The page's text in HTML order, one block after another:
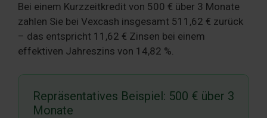
Bei einem Kurzzeitkredit von 500 € über 3 Monate
zahlen Sie bei Vexcash insgesamt 511,62 € zurück
– das entspricht 11,62 € Zinsen bei einem
effektiven Jahreszins von 14,82 %.
Repräsentatives Beispiel: 500 € über 3
Monate